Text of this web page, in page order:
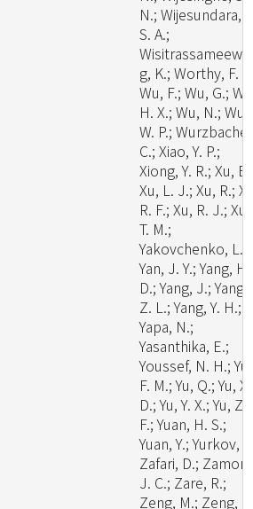
N.; Wijesundara,
S. A.;
g, K.; Worthy, F.
Wu, F.; Wu, G.;
H. X.; Wu, N.; Wu,
W. P.;
C.; Xiao, Y. P.;
Xiong, Y. R.; Xu,
Xu, L. J.; Xu, R.;
R. F.; Xu, R. J.; Xu,
T. M.;
Yakovchenko, L.;
Yan, J. Y.; Yang, H.
D.; Yang, J.; Yang,
Z. L.; Yang, Y. H.;
Yapa, N.;
Yasanthika, E.;
Youssef, N. H.; Yu,
F. M.; Yu, Q.; Yu, X.
D.; Yu, Y. X.; Yu, Z.
F.; Yuan, H. S.;
Yuan, Y.; Yurkov,
Zafari, D.;
J. C.; Zare, R.;
Zeng, M.; Zeng,